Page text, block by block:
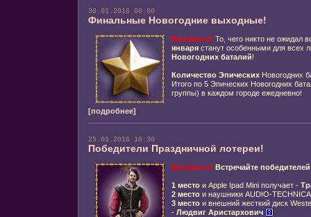
30.01.2016 00:00
Финальные Новогодние выходные!
Внимание! То, чего никто не ожидал
январястанут особенными для всех
Новогодних баталий!
Количество ЭпическихНовогодних
Итого по 5 Эпических Новогодних
группы) в каждом городе ежедневно!
[подробнее]
25.01.2016 16:30
Победители Праздничной лотереи!
Внимание! Встречайте
1 местои Apple Ipad Mini получает -
2 местои наушники AUDIO-
3 местои внешний жесткий диск
- Людвиг Аристархович